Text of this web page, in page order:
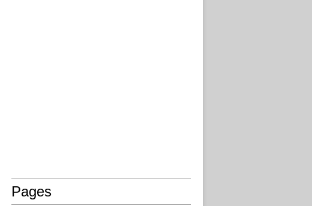
Pages